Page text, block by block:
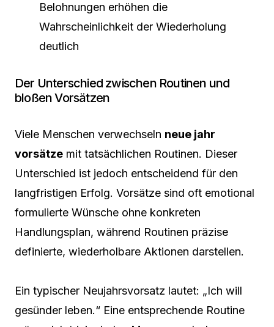
Belohnungen erhöhen die
Wahrscheinlichkeit der Wiederholung
deutlich
Der Unterschied zwischen Routinen und
bloßen Vorsätzen
Viele Menschen verwechseln neue jahr
vorsätze mit tatsächlichen Routinen. Dieser
Unterschied ist jedoch entscheidend für den
langfristigen Erfolg. Vorsätze sind oft emotional
formulierte Wünsche ohne konkreten
Handlungsplan, während Routinen präzise
definierte, wiederholbare Aktionen darstellen.
Ein typischer Neujahrsvorsatz lautet: „Ich will
gesünder leben.“ Eine entsprechende Routine